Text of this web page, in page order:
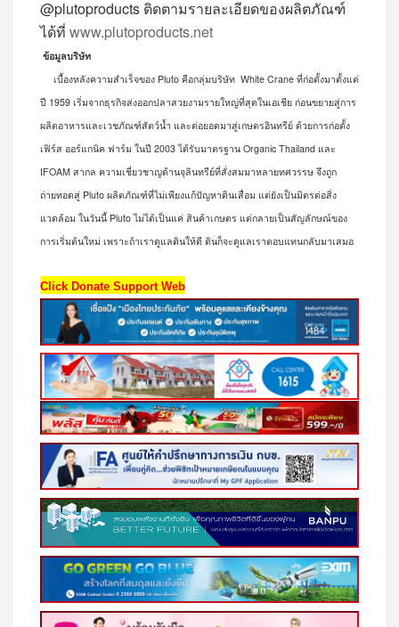
@plutoproducts ติดตามรายละเอียดของผลิตภัณฑ์
ได้ที่ www.plutoproducts.net
ข้อมูลบริษัท
เบื้องหลังความสำเร็จของ Pluto คือกลุ่มบริษัท White Crane ที่ก่อตั้งมาตั้งแต่
ปี 1959 เริ่มจากธุรกิจส่งออกปลาสวยงามรายใหญ่ที่สุดในเอเชีย ก่อนขยายสู่การ
ผลิตอาหารและเวชภัณฑ์สัตว์น้ำ และต่อยอดมาสู่เกษตรอินทรีย์ ด้วยการก่อตั้ง
เฟิร์ส ออร์แกนิค ฟาร์ม ในปี 2003 ได้รับมาตรฐาน Organic Thailand และ
IFOAM สากล ความเชี่ยวชาญด้านจุลินทรีย์ที่สั่งสมมาหลายทศวรรษ จึงถูก
ถ่ายทอดสู่ Pluto ผลิตภัณฑ์ที่ไม่เพียงแก้ปัญหาดินเสื่อม แต่ยังเป็นมิตรต่อสิ่ง
แวดล้อม ในวันนี้ Pluto ไม่ได้เป็นแค่ สินค้าเกษตร แต่กลายเป็นสัญลักษณ์ของ
การเริ่มต้นใหม่ เพราะถ้าเราดูแลดินให้ดี ดินก็จะดูแลเราตอบแทนกลับมาเสมอ
Click Donate Support Web